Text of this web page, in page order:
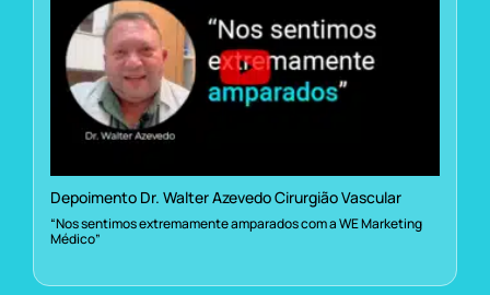
Depoimento Dr. Walter Azevedo Cirurgião Vascular
“Nos sentimos extremamente amparados com a WE Marketing
Médico”